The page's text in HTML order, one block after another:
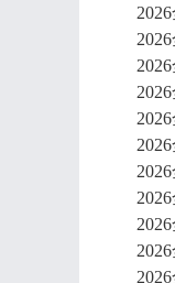
2026全
2026全
2026全
2026全
2026全
2026全
2026全
2026全
2026全
2026全
2026全